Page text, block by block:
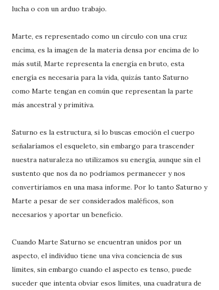
lucha o con un arduo trabajo.
Marte, es representado como un círculo con una cruz
encima, es la imagen de la materia densa por encima de lo
más sutil, Marte representa la energía en bruto, esta
energía es necesaria para la vida, quizás tanto Saturno
como Marte tengan en común que representan la parte
más ancestral y primitiva.
Saturno es la estructura, si lo buscas emoción el cuerpo
señalaríamos el esqueleto, sin embargo para trascender
nuestra naturaleza no utilizamos su energía, aunque sin el
sustento que nos da no podríamos permanecer y nos
convertiríamos en una masa informe. Por lo tanto Saturno y
Marte a pesar de ser considerados maléficos, son
necesarios y aportar un beneficio.
Cuando Marte Saturno se encuentran unidos por un
aspecto, el individuo tiene una viva conciencia de sus
límites, sin embargo cuando el aspecto es tenso, puede
suceder que intenta obviar esos límites, una cuadratura de